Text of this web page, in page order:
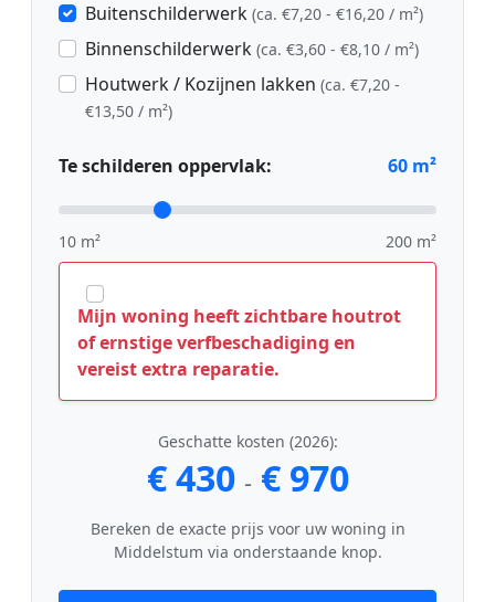
Buitenschilderwerk (ca. €7,20 - €16,20 / m²)
Binnenschilderwerk (ca. €3,60 - €8,10 / m²)
Houtwerk / Kozijnen lakken (ca. €7,20 -
€13,50 / m²)
Te schilderen oppervlak: 60 m²
10 m² 200 m²
Mijn woning heeft zichtbare houtrot
of ernstige verfbeschadiging en
vereist extra reparatie.
Geschatte kosten (2026):
€ 430 - € 970
Bereken de exacte prijs voor uw woning in
Middelstum via onderstaande knop.